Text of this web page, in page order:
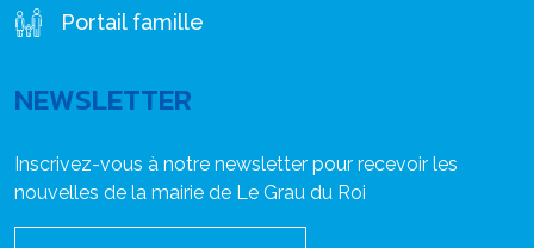
Portail famille
NEWSLETTER
Inscrivez-vous à notre newsletter pour recevoir les
nouvelles de la mairie de Le Grau du Roi